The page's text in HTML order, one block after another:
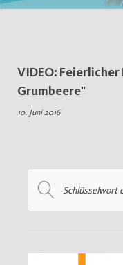
VIDEO:
Grumbeere"
10. Juni 2016
nach: